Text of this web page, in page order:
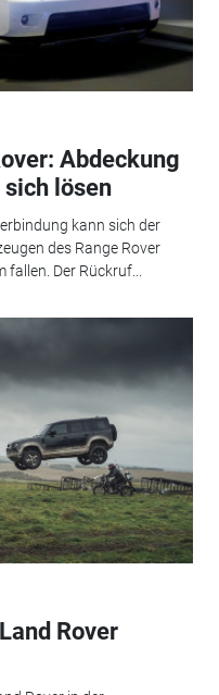
Abdeckung
lösen
kann sich der
des Range Rover
Der Rückruf...
Rover